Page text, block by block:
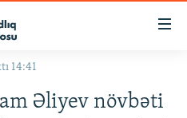
14:41
Əliyev növbəti